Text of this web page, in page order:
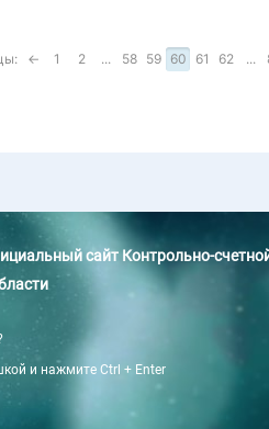
← 1 2 ... 58 59 60 61 62 ...
сайт Контрольно-
и нажмите Ctrl + Enter